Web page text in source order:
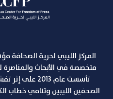
المركز الليبي لحرية الصحافة
متخصصة في الأبحاث والمناصرة
تأسست عام
الصحفين الليبين وتنامي خطاب